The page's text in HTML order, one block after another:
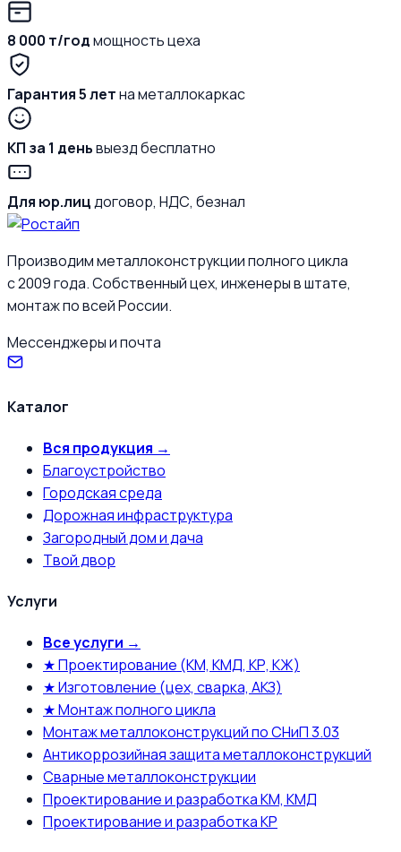
8 000 т/годмощность цеха
Гарантия 5 летна металлокаркас
КП за 1 деньвыезд бесплатно
Для юр.лицдоговор, НДС, безнал
Производим металлоконструкции полного цикла
с 2009 года. Собственный цех, инженеры в штате,
монтаж по всей России.
Мессенджеры и почта
Каталог
Вся продукция →
Благоустройство
Городская среда
Дорожная инфраструктура
Загородный дом и дача
Твой двор
Услуги
Все услуги →
★ Проектирование (КМ, КМД, КР, КЖ)
★ Изготовление (цех, сварка, АКЗ)
★ Монтаж полного цикла
Монтаж металлоконструкций по СНиП 3.03
Антикоррозийная защита металлоконструкций
Сварные металлоконструкции
Проектирование и разработка КМ, КМД
Проектирование и разработка КР